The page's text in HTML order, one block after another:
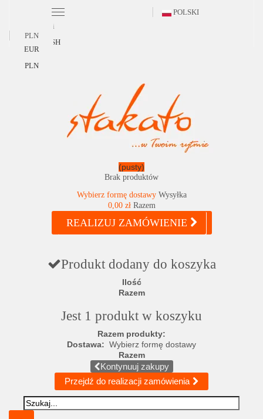
POLSKI
Polski
ENGLISH
PLN
EUR
PLN
(pusty)
Brak produktów
Wybierz formę dostawy Wysyłka
0,00 zł Razem
REALIZUJ ZAMÓWIENIE
Produkt dodany do koszyka
Ilość
Razem
Jest 1 produkt w koszyku
Razem produkty:
Dostawa: Wybierz formę dostawy
Razem
Kontynuuj zakupy
Przejdź do realizacji zamówienia